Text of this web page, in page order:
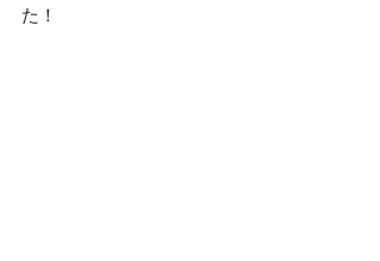
た！